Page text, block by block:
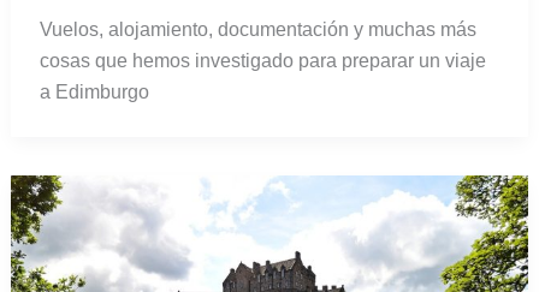
Vuelos, alojamiento, documentación y muchas más
cosas que hemos investigado para preparar un viaje
a Edimburgo